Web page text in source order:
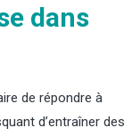
dans
de répondre à
d’entraîner des